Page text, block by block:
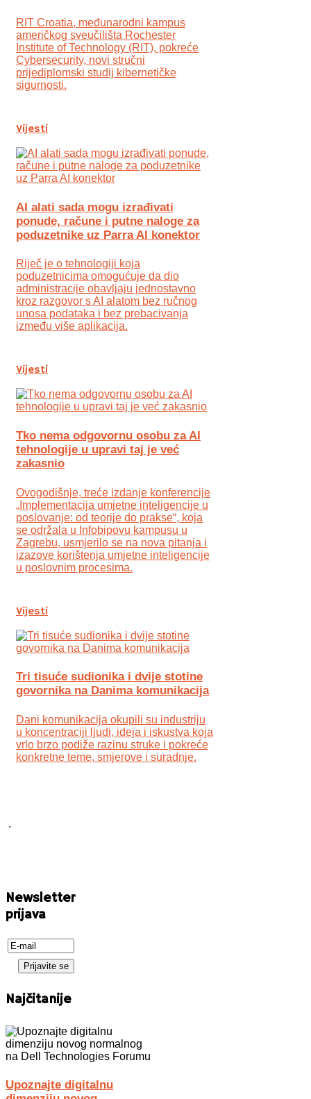
RIT Croatia, međunarodni kampus
američkog sveučilišta Rochester
Institute of Technology (RIT), pokreće
Cybersecurity, novi stručni
prijediplomski studij kibernetičke
sigurnosti.
Vijesti
AI alati sada mogu izrađivati
ponude, račune i putne naloge za
poduzetnike uz Parra AI konektor
Riječ je o tehnologiji koja
poduzetnicima omogućuje da dio
administracije obavljaju jednostavno
kroz razgovor s AI alatom bez ručnog
unosa podataka i bez prebacivanja
između više aplikacija.
Vijesti
Tko nema odgovornu osobu za AI
tehnologije u upravi taj je već
zakasnio
Ovogodišnje, treće izdanje konferencije
„Implementacija umjetne inteligencije u
poslovanje: od teorije do prakse“, koja
se održala u Infobipovu kampusu u
Zagrebu, usmjerilo se na nova pitanja i
izazove korištenja umjetne inteligencije
u poslovnim procesima.
Vijesti
Tri tisuće sudionika i dvije stotine
govornika na Danima komunikacija
Dani komunikacija okupili su industriju
u koncentraciji ljudi, ideja i iskustva koja
vrlo brzo podiže razinu struke i pokreće
konkretne teme, smjerove i suradnje.
.
Newsletter
prijava
Najčitanije
Upoznajte digitalnu